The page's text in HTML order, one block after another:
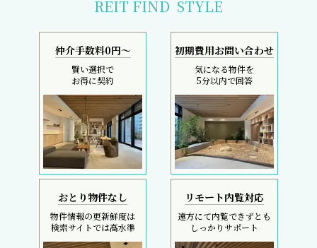
REIT FIND STYLE
仲介手数料0円～
賢い選択で
お得に契約
初期費用お問い合わせ
気になる物件を
5分以内で回答
おとり物件なし
物件情報の更新鮮度は
検索サイトでは高水準
リモート内覧対応
遠方にて内覧できずとも
しっかりサポート